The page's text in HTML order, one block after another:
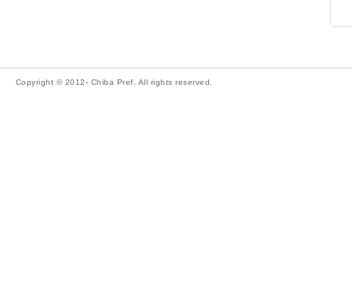
Copyright © 2012- Chiba Pref. All rights reserved.